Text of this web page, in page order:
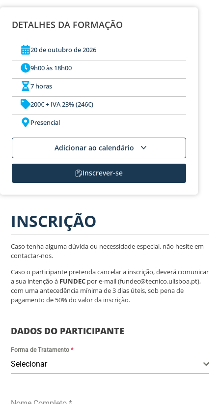
DETALHES DA FORMAÇÃO
20 de outubro de 2026
9h00 às 18h00
7 horas
200€ + IVA 23% (246€)
Presencial
Adicionar ao calendário
Inscrever-se
INSCRIÇÃO
Caso tenha alguma dúvida ou necessidade especial, não hesite em
contactar-nos.
Caso o participante pretenda cancelar a inscrição, deverá comunicar
a sua intenção à FUNDEC por e-mail (fundec@tecnico.ulisboa.pt),
com uma antecedência mínima de 3 dias úteis, sob pena de
pagamento de 50% do valor da inscrição.
DADOS DO PARTICIPANTE
Forma de Tratamento*
Selecionar